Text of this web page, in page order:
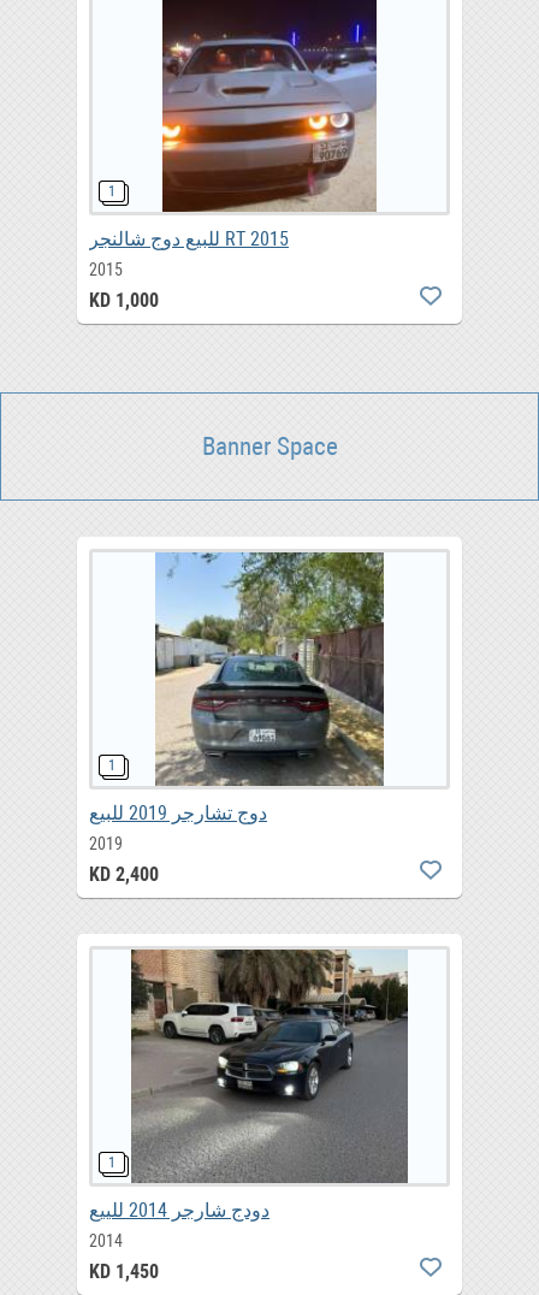
للبيع دوج شالنجر RT 2015
2015
KD 1,000
Banner Space
دوج تشارجر 2019 للبيع
2019
KD 2,400
دودج شارجر 2014 للييع
2014
KD 1,450